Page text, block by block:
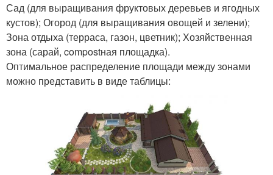
Сад (для выращивания фруктовых деревьев и ягодных
кустов); Огород (для выращивания овощей и зелени);
Зона отдыха (терраса, газон, цветник); Хозяйственная
зона (сарай, compostная площадка).
Оптимальное распределение площади между зонами
можно представить в виде таблицы: